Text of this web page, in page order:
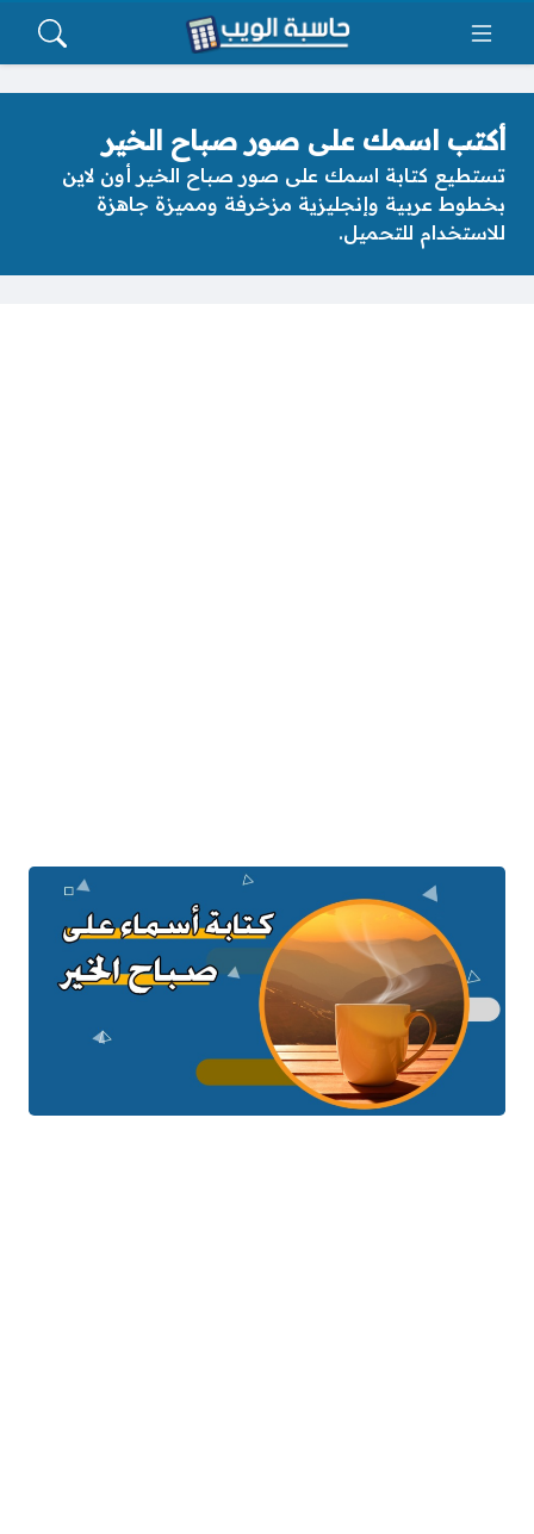
أكتب اسمك على صور صباح الخير
تستطيع كتابة اسمك على صور صباح الخير أون لاين
بخطوط عربية وإنجليزية مزخرفة ومميزة جاهزة
للاستخدام للتحميل.